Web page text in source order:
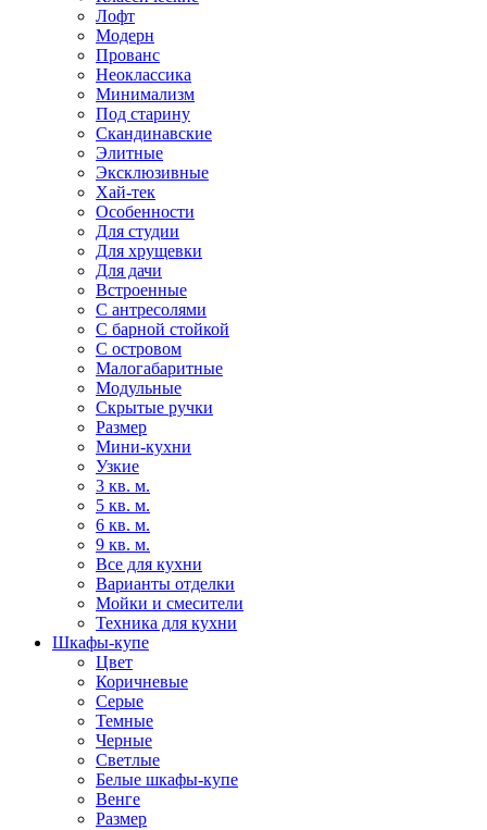
Лофт
Модерн
Прованс
Неоклассика
Минимализм
Под старину
Скандинавские
Элитные
Эксклюзивные
Хай-тек
Особенности
Для студии
Для хрущевки
Для дачи
Встроенные
С антресолями
С барной стойкой
С островом
Малогабаритные
Модульные
Скрытые ручки
Размер
Мини-кухни
Узкие
3 кв. м.
5 кв. м.
6 кв. м.
9 кв. м.
Все для кухни
Варианты отделки
Мойки и смесители
Техника для кухни
Шкафы-купе
Цвет
Коричневые
Серые
Темные
Черные
Светлые
Белые шкафы-купе
Венге
Размер